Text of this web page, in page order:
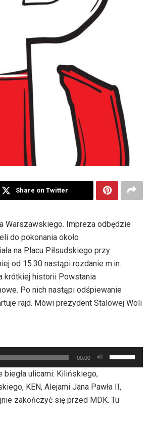
Share on Twitter
Warszawskiego. Impreza odbędzie
do pokonania około
na Placu Piłsudskiego przy
od 15.30 nastąpi rozdanie m.in.
krótkiej historii Powstania
Po nich nastąpi odśpiewanie
rajd. Mówi prezydent Stalowej Woli
00:00
strzałek
góry
oraz
ulicami: Kilińskiego,
KEN, Alejami Jana Pawła II,
zakończyć się przed MDK. Tu